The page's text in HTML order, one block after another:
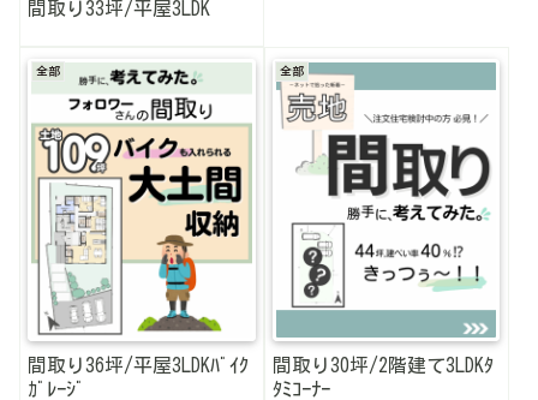
間取り33坪/平屋3LDK
全部
間取り36坪/平屋3LDKﾊﾞｲｸ
ｶﾞﾚｰｼﾞ
全部
間取り30坪/2階建て3LDKﾀ
ﾀﾐｺｰﾅｰ